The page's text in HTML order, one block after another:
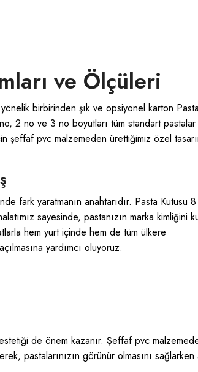
ve Ölçüleri
birbirinden şık ve opsiyonel karton Pasta
2 no ve 3 no boyutları tüm standart pastalar
şeffaf pvc malzemeden ürettiğimiz özel
fark yaratmanın anahtarıdır. Pasta Kutusu 8
sayesinde, pastanızın marka kimliğini
hem yurt içinde hem de tüm ülkere
yardımcı oluyoruz.
de önem kazanır. Şeffaf pvc
pastalarınızın görünür olmasını sağlarken